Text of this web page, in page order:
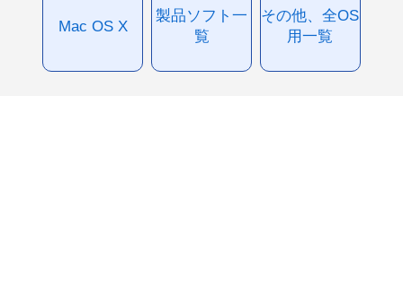
Mac OS X
製品ソフト一
覧
その他、全OS
用一覧